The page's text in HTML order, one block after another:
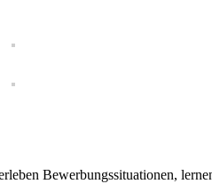
Bewerbungssituationen,